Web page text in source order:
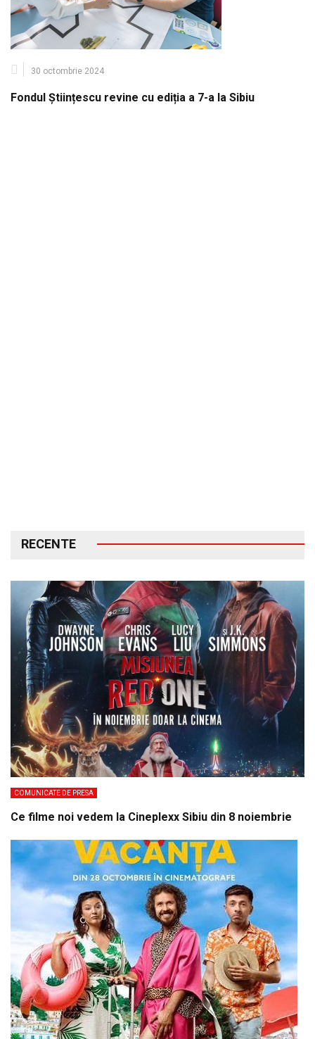
30 octombrie 2024
Fondul Științescu revine cu ediția a 7-a la Sibiu
RECENTE
COMUNICATE DE PRESA
Ce filme noi vedem la Cineplexx Sibiu din 8 noiembrie